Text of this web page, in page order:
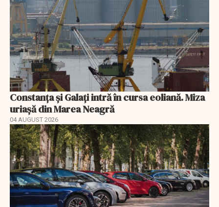
Constanța și Galați intră în cursa eoliană. Miza
uriașă din Marea Neagră
04 AUGUST 2026